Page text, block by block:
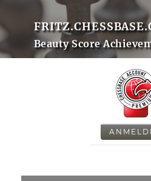
Beauty Score